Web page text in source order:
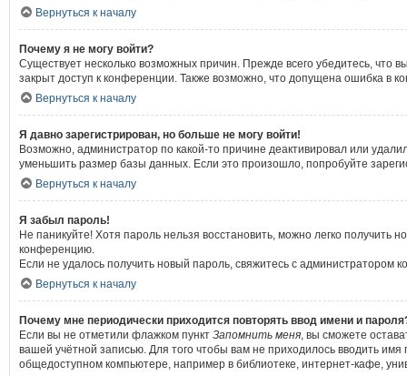
Вернуться к началу
Почему я не могу войти?
Существует несколько возможных причин. Прежде всего убедитесь,
закрыт доступ к конференции. Также возможно, что допущена ошибка в
Вернуться к началу
Я давно зарегистрирован, но больше не могу войти!
Возможно, администратор по какой-то причине деактивировал или
уменьшить размер базы данных. Если это произошло, попробуйте
Вернуться к началу
Я забыл пароль!
Не паникуйте! Хотя пароль нельзя восстановить, можно легко
конференцию.
Если не удалось получить новый пароль, свяжитесь с администратором
Вернуться к началу
Почему мне периодически приходится повторять ввод имени и
Если вы не отметили флажком пункт Запомнить меня, вы сможете
вашей учётной записью. Для того чтобы вам не приходилось вводить
общедоступном компьютере, например в библиотеке, интернет-кафе,